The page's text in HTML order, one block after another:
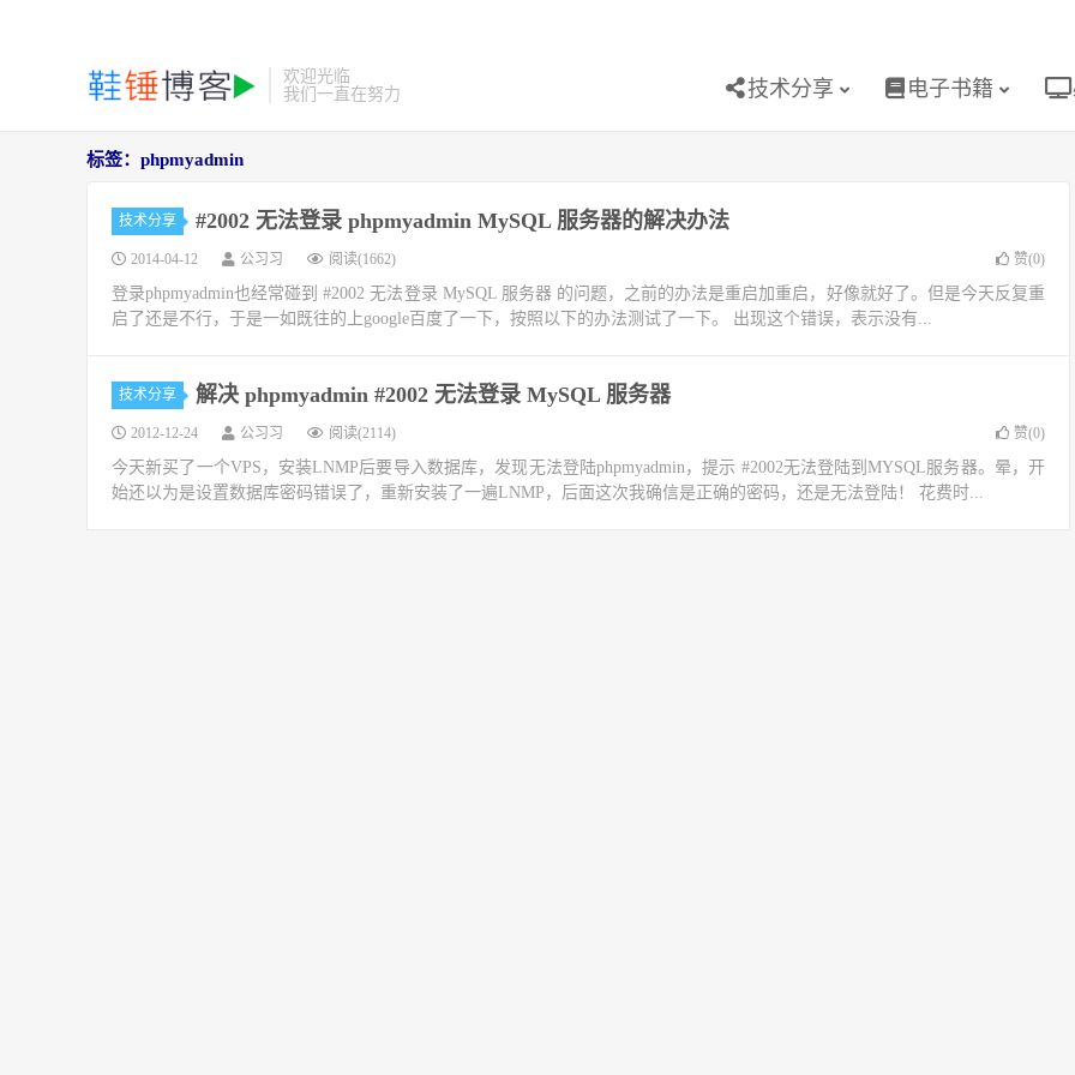
欢迎光临
我们一直在努力
技术分享 电子书籍
标签：phpmyadmin
技术分享 #2002 无法登录 phpmyadmin MySQL 服务器的解决办法
2014-04-12 公习习 阅读(1662) 赞(0)
登录phpmyadmin也经常碰到 #2002 无法登录 MySQL 服务器 的问题，之前的办法是重启加重启，好像就好了。但是今天反复重
启了还是不行，于是一如既往的上google百度了一下，按照以下的办法测试了一下。 出现这个错误，表示没有...
技术分享 解决 phpmyadmin #2002 无法登录 MySQL 服务器
2012-12-24 公习习 阅读(2114) 赞(0)
今天新买了一个VPS，安装LNMP后要导入数据库，发现无法登陆phpmyadmin，提示 #2002无法登陆到MYSQL服务器。晕，开
始还以为是设置数据库密码错误了，重新安装了一遍LNMP，后面这次我确信是正确的密码，还是无法登陆！ 花费时...